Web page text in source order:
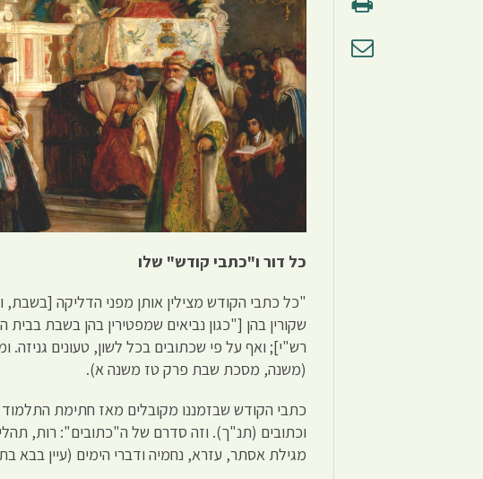
כל דור ו"כתבי קודש" שלו
"כל כתבי הקודש מצילין אותן מפני הדליקה
שקורין בהן ["כגון נביאים שמפטירין בהן בשבת בבית
רש"י]; ואף על פי שכתובים בכל לשון, טעונים גניזה.
(משנה, מסכת שבת פרק טז משנה א).
כתבי הקודש שבזמננו מקובלים מאז חתימת
וכתובים (תנ"ך). וזה סדרם של ה"כתובים": רות,
מגילת אסתר, עזרא, נחמיה ודברי הימים (עיין בבא